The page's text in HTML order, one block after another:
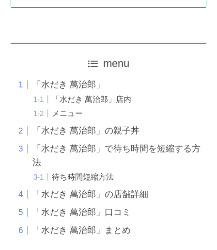
menu
「水だき 萬治郎」
「水だき 萬治郎」店内
メニュー
「水だき 萬治郎」の親子丼
「水だき 萬治郎」で待ち時間を短縮する方
法
待ち時間短縮方法
「水だき 萬治郎」の店舗詳細
「水だき 萬治郎」口コミ
「水だき 萬治郎」まとめ